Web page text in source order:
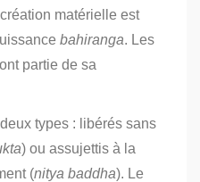
matérielle est
bahiranga. Les
partie de sa
types : libérés sans
) ou assujettis à la
(nitya baddha). Le